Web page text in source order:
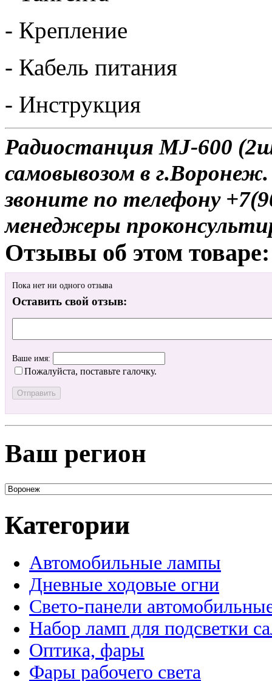
- Крепление
- Кабель питания
- Инструкция
Радиостанция MJ-600
самовывозом в
звоните по телефону
менеджеры
Отзывы об этом товаре:
Пока нет ни одного отзыва
Оставить свой отзыв:
Ваше имя:
Пожалуйста, поставьте галочку.
Ваш регион
Категории
Автомобильные лампы
Дневные ходовые огни
Свето-панели
Набор ламп для подсветки
Оптика, фары
Фары рабочего света